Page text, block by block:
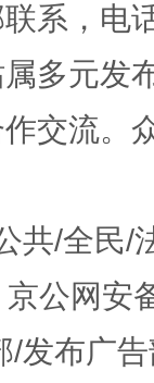
系，电
多元发
交流。
共/全民/
公网安
/发布广